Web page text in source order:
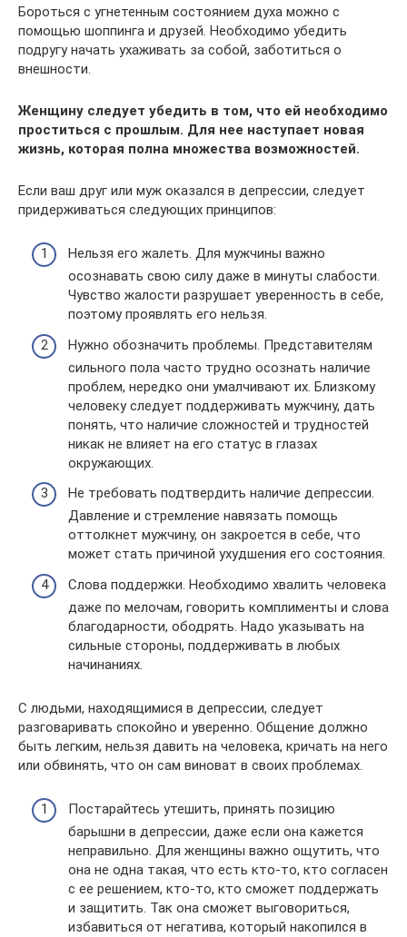
Бороться с угнетенным состоянием духа можно с
помощью шоппинга и друзей. Необходимо убедить
подругу начать ухаживать за собой, заботиться о
внешности.
Женщину следует убедить в том, что ей необходимо
проститься с прошлым. Для нее наступает новая
жизнь, которая полна множества возможностей.
Если ваш друг или муж оказался в депрессии, следует
придерживаться следующих принципов:
Нельзя его жалеть. Для мужчины важно
осознавать свою силу даже в минуты слабости.
Чувство жалости разрушает уверенность в себе,
поэтому проявлять его нельзя.
Нужно обозначить проблемы. Представителям
сильного пола часто трудно осознать наличие
проблем, нередко они умалчивают их. Близкому
человеку следует поддерживать мужчину, дать
понять, что наличие сложностей и трудностей
никак не влияет на его статус в глазах
окружающих.
Не требовать подтвердить наличие депрессии.
Давление и стремление навязать помощь
оттолкнет мужчину, он закроется в себе, что
может стать причиной ухудшения его состояния.
Слова поддержки. Необходимо хвалить человека
даже по мелочам, говорить комплименты и слова
благодарности, ободрять. Надо указывать на
сильные стороны, поддерживать в любых
начинаниях.
С людьми, находящимися в депрессии, следует
разговаривать спокойно и уверенно. Общение должно
быть легким, нельзя давить на человека, кричать на него
или обвинять, что он сам виноват в своих проблемах.
Постарайтесь утешить, принять позицию
барышни в депрессии, даже если она кажется
неправильно. Для женщины важно ощутить, что
она не одна такая, что есть кто-то, кто согласен
с ее решением, кто-то, кто сможет поддержать
и защитить. Так она сможет выговориться,
избавиться от негатива, который накопился в